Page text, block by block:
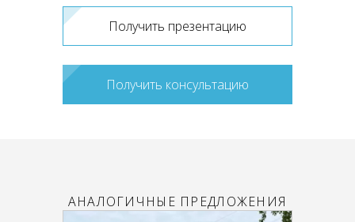
Получить презентацию
Получить консультацию
АНАЛОГИЧНЫЕ ПРЕДЛОЖЕНИЯ